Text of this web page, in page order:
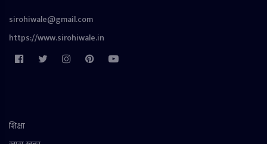
sirohiwale@gmail.com
https://www.sirohiwale.in
शिक्षा